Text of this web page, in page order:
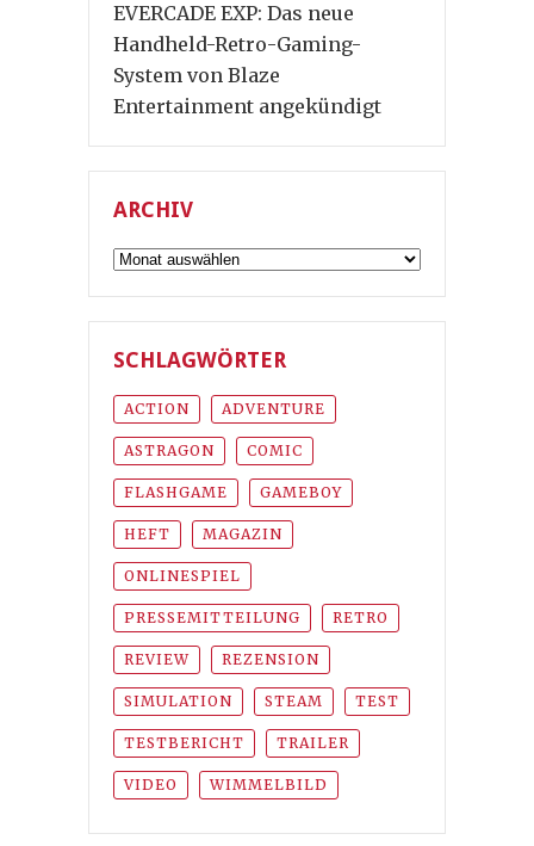
EVERCADE EXP: Das neue
Handheld-Retro-Gaming-
System von Blaze
Entertainment angekündigt
ARCHIV
Archiv
SCHLAGWÖRTER
ACTION ADVENTURE
ASTRAGON COMIC
FLASHGAME GAMEBOY
HEFT MAGAZIN
ONLINESPIEL
PRESSEMITTEILUNG RETRO
REVIEW REZENSION
SIMULATION STEAM TEST
TESTBERICHT TRAILER
VIDEO WIMMELBILD